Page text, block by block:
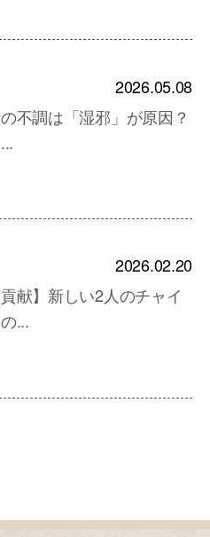
2026.05.08
不調は「湿邪」が原因？
2026.02.20
貢献】新しい2人のチャイ
...